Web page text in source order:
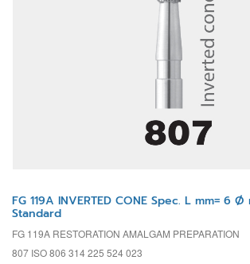
FG 119A INVERTED CONE Spec. L mm= 6 Ø
Standard
FG 119A RESTORATION AMALGAM PREPARATION
807 ISO 806 314 225 524 023